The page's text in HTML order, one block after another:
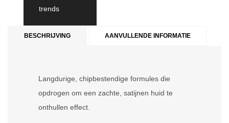
trends
BESCHRIJVING AANVULLENDE INFORMATIE
Langdurige, chipbestendige formules die
opdrogen om een zachte, satijnen huid te
onthullen effect.